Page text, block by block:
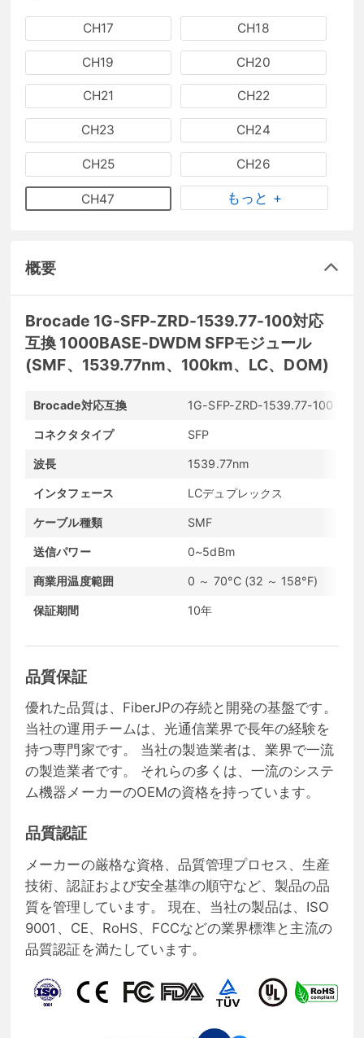
CH17 CH18
CH19 CH20
CH21 CH22
CH23 CH24
CH25 CH26
CH47 もっと +
概要
Brocade 1G-SFP-ZRD-1539.77-100対応
互換 1000BASE-DWDM SFPモジュール
(SMF、1539.77nm、100km、LC、DOM)
Brocade対応互換 1G-SFP-ZRD-1539.77-100
コネクタタイプ SFP
波長 1539.77nm
インタフェース LCデュプレックス
ケーブル種類 SMF
送信パワー 0~5dBm
商業用温度範囲 0 ～ 70°C (32 ～ 158°F)
保証期間 10年
品質保証
優れた品質は、FiberJPの存続と開発の基盤です。
当社の運用チームは、光通信業界で長年の経験を
持つ専門家です。 当社の製造業者は、業界で一流
の製造業者です。 それらの多くは、一流のシステ
ム機器メーカーのOEMの資格を持っています。
品質認証
メーカーの厳格な資格、品質管理プロセス、生産
技術、認証および安全基準の順守など、製品の品
質を管理しています。 現在、当社の製品は、ISO
9001、CE、RoHS、FCCなどの業界標準と主流の
品質認証を満たしています。